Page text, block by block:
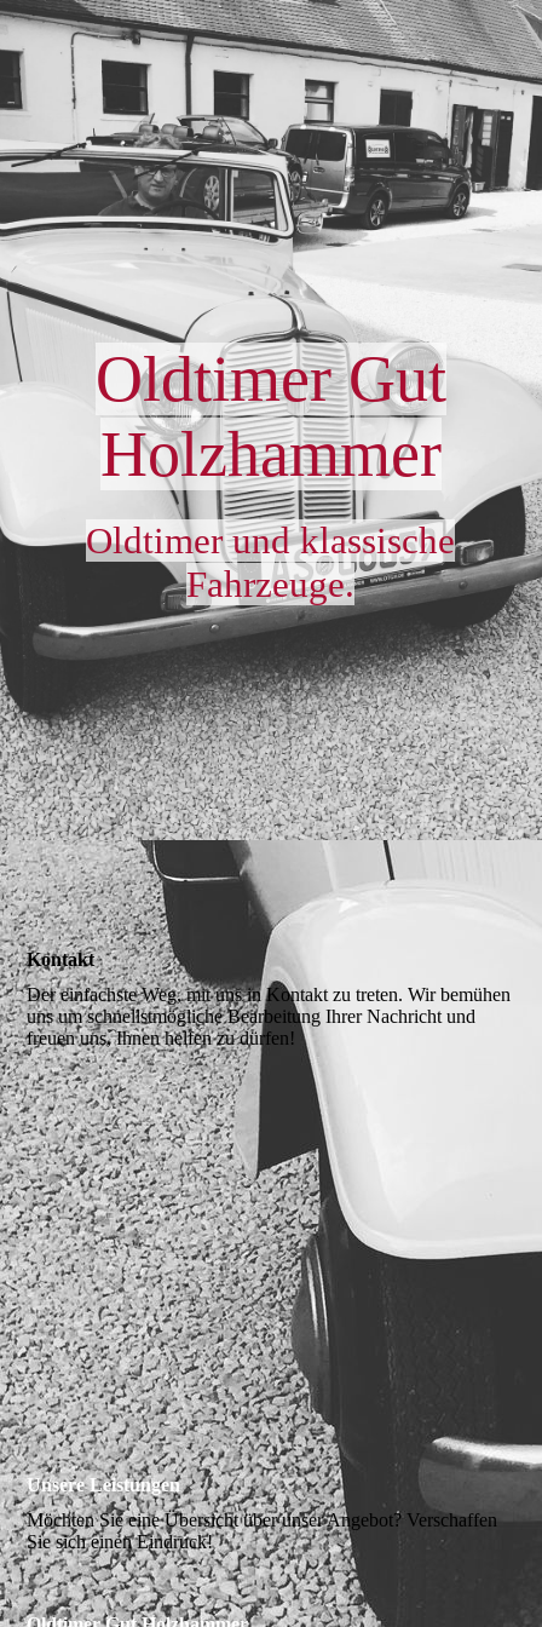
Oldtimer Gut
Holzhammer
Oldtimer und klassische
Fahrzeuge.
Kontakt
Der einfachste Weg, mit uns in Kontakt zu treten. Wir bemühen
uns um schnellstmögliche Bearbeitung Ihrer Nachricht und
freuen uns, Ihnen helfen zu dürfen!
Unsere Leistungen
Möchten Sie eine Übersicht über unser Angebot? Verschaffen
Sie sich einen Eindruck!
⌂
Kontakt
Dienstleistungen
Zu verkaufen
Impressum